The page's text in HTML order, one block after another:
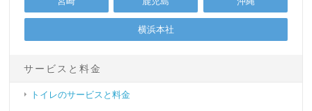
横浜本社
サービスと料金
トイレのサービスと料金